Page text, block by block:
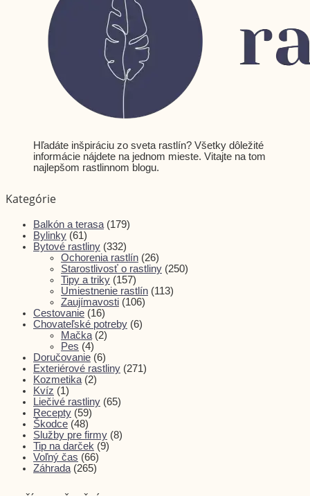
Hľadáte inšpiráciu zo sveta rastlín? Všetky dôležité
informácie nájdete na jednom mieste. Vitajte na tom
najlepšom rastlinnom blogu.​
Kategórie
Balkón a terasa (179)
Bylinky (61)
Bytové rastliny (332)
Ochorenia rastlín (26)
Starostlivosť o rastliny (250)
Tipy a triky (157)
Umiestnenie rastlín (113)
Zaujímavosti (106)
Cestovanie (16)
Chovateľské potreby (6)
Mačka (2)
Pes (4)
Doručovanie (6)
Exteriérové rastliny (271)
Kozmetika (2)
Kvíz (1)
Liečivé rastliny (65)
Recepty (59)
Škodce (48)
Služby pre firmy (8)
Tip na darček (9)
Voľný čas (66)
Záhrada (265)